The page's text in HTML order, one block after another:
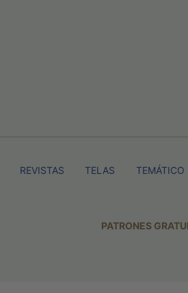
REVISTAS TELAS TEMÁTICO
PATRONES